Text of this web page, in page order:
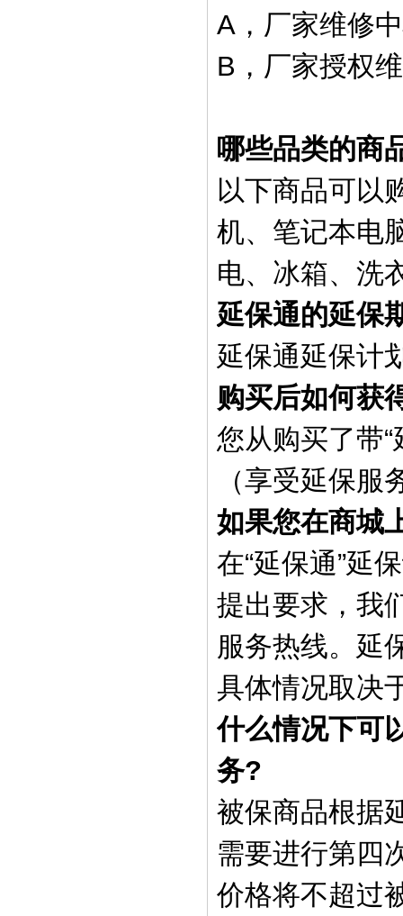
A，厂家维修
B，厂家授权
哪些品类的商
以下商品可以
机、笔记本电
电、冰箱、洗
延保通的延保
延保通延保计
购买后如何获
您从购买了带
（享受延保
如果您在商城
在“延保通”延
提出要求，我
服务热线。延
具体情况取决
什么情况下可
务?
被保商品根据
需要进行第四
价格将不超过